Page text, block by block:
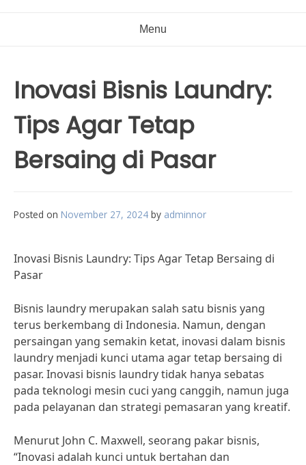
Menu
Inovasi Bisnis Laundry:
Tips Agar Tetap
Bersaing di Pasar
Posted on November 27, 2024 by adminnor
Inovasi Bisnis Laundry: Tips Agar Tetap Bersaing di
Pasar
Bisnis laundry merupakan salah satu bisnis yang
terus berkembang di Indonesia. Namun, dengan
persaingan yang semakin ketat, inovasi dalam bisnis
laundry menjadi kunci utama agar tetap bersaing di
pasar. Inovasi bisnis laundry tidak hanya sebatas
pada teknologi mesin cuci yang canggih, namun juga
pada pelayanan dan strategi pemasaran yang kreatif.
Menurut John C. Maxwell, seorang pakar bisnis,
“Inovasi adalah kunci untuk bertahan dan